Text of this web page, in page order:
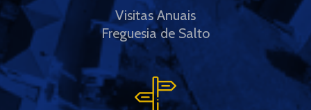
Visitas Anuais
Freguesia de Salto